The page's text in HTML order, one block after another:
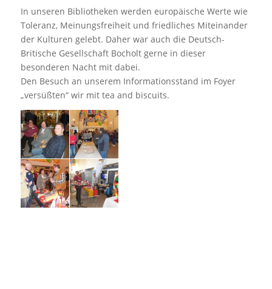
In unseren Bibliotheken werden europäische Werte wie
Toleranz, Meinungsfreiheit und friedliches Miteinander
der Kulturen gelebt. Daher war auch die Deutsch-
Britische Gesellschaft Bocholt gerne in dieser
besonderen Nacht mit dabei.
Den Besuch an unserem Informationsstand im Foyer
„versüßten“ wir mit tea and biscuits.